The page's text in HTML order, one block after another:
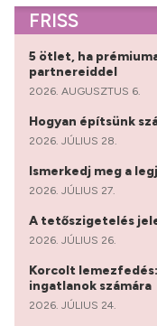
FRISS
5 ötlet, ha
partnereiddel
2026. AUGUSZTUS 6.
Hogyan építsünk
2026. JÚLIUS 28.
Ismerkedj meg a
2026. JÚLIUS 27.
A tetőszigetelés
2026. JÚLIUS 26.
Korcolt
ingatlanok számára
2026. JÚLIUS 24.